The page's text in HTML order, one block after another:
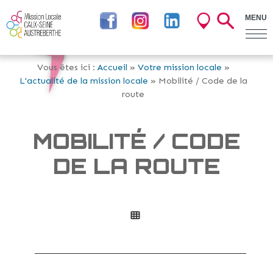
MENU
Vous êtes ici : Accueil » Votre mission locale »
L'actualité de la mission locale » Mobilité / Code de la
route
MOBILITÉ / CODE
DE LA ROUTE